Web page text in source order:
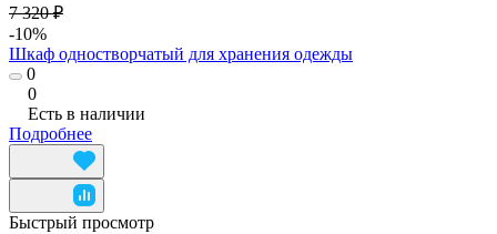
7 320 ₽
-10%
Шкаф одностворчатый для хранения одежды
0
0
Есть в наличии
Подробнее
Быстрый просмотр